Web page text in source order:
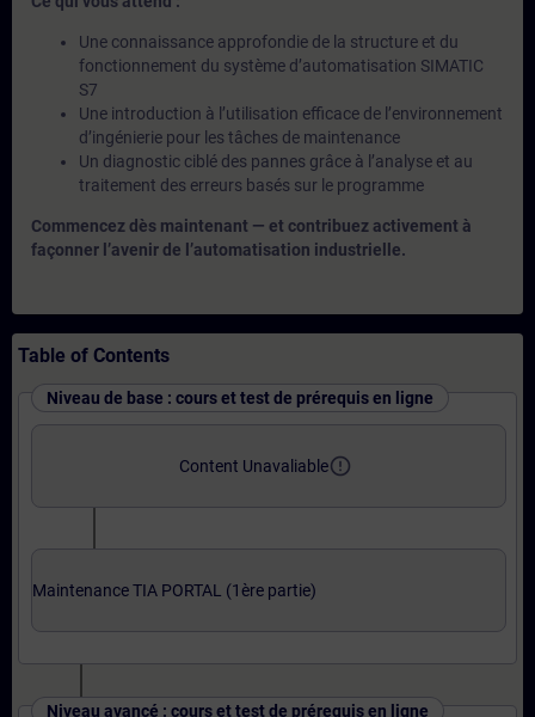
Une connaissance approfondie de la structure et du
fonctionnement du système d’automatisation SIMATIC
S7
Une introduction à l’utilisation efficace de l’environnement
d’ingénierie pour les tâches de maintenance
Un diagnostic ciblé des pannes grâce à l’analyse et au
traitement des erreurs basés sur le programme
Commencez dès maintenant — et contribuez activement à
façonner l’avenir de l’automatisation industrielle.
Table of Contents
Niveau de base : cours et test de prérequis en ligne
Content Unavaliableerror_outline
Maintenance TIA PORTAL (1ère partie)
Niveau avancé : cours et test de prérequis en ligne